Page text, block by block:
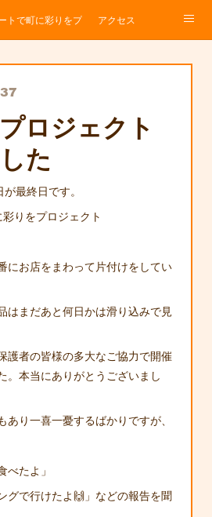
トで町に彩りをプロジェクト
アクセス
ロジェクト
た
最終日です。
りをプロジェクト
にお店をまわって片付けをしてい
はまだあと何日かは滑り込みで見
護者の皆様の多大なご協力で開催
。本当にありがとうございまし
り一喜一憂するばかりですが、
べたよ」
グで行けたよ🙌」などの報告を聞